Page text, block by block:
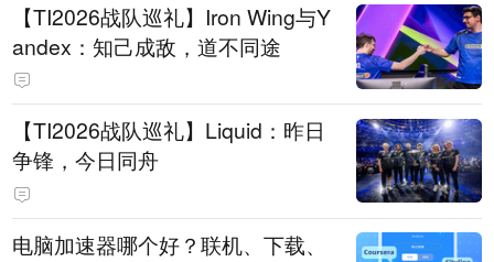
【TI2026战队巡礼】Iron Wing与Y
andex：知己成敌，道不同途
【TI2026战队巡礼】Liquid：昨日
争锋，今日同舟
电脑加速器哪个好？联机、下载、